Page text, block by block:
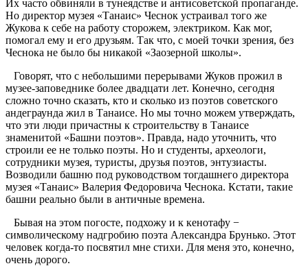
Их часто обвиняли в тунеядстве и антисоветской пропаганде.
Но директор музея «Танаис» Чеснок устраивал того же
Жукова к себе на работу сторожем, электриком. Как мог,
помогал ему и его друзьям. Так что, с моей точки зрения, без
Чеснока не было бы никакой «Заозерной школы».
Говорят, что с небольшими перерывами Жуков прожил в
музее-заповеднике более двадцати лет. Конечно, сегодня
сложно точно сказать, кто и сколько из поэтов советского
андеграунда жил в Танаисе. Но мы точно можем утверждать,
что эти люди причастны к строительству в Танаисе
знаменитой «Башни поэтов». Правда, надо уточнить, что
строили ее не только поэты. Но и студенты, археологи,
сотрудники музея, туристы, друзья поэтов, энтузиасты.
Возводили башню под руководством тогдашнего директора
музея «Танаис» Валерия Федоровича Чеснока. Кстати, такие
башни реально были в античные времена.
Бывая на этом погосте, подхожу и к кенотафу −
символическому надгробию поэта Александра Брунько. Этот
человек когда-то посвятил мне стихи. Для меня это, конечно,
очень дорого.